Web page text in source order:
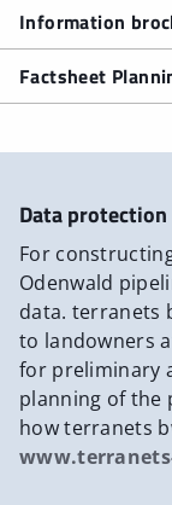
terranets bw as
authorities, the
Government of
continue to
Information
Factsheet
Data protection
For
Odenwald
data. terranets
to landowners
for preliminary
planning of the
how terranets